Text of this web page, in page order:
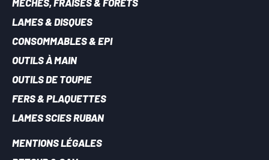
MÈCHES, FRAISES & FORETS
LAMES & DISQUES
CONSOMMABLES & EPI
OUTILS À MAIN
OUTILS DE TOUPIE
FERS & PLAQUETTES
LAMES SCIES RUBAN
MENTIONS LÉGALES